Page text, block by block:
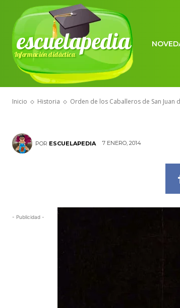
escuelapedia
Información didáctica
Inicio Historia Orden de los Caballeros de San Juan
HISTORIA
Orden de
Juan de
POR ESCUELAPEDIA 7 ENERO, 2014
- Publicidad -